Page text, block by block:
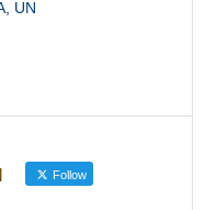
, UN
Follow